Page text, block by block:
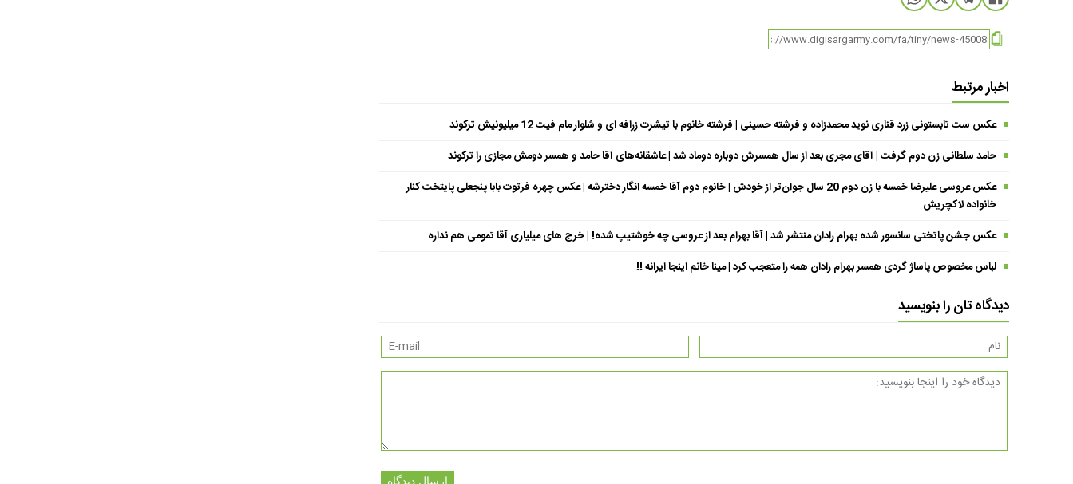
اخبار مرتبط
عکس ست تابستونی زرد قناری نوید محمدزاده و فرشته حسینی | فرشته خانوم با تیشرت زرافه ای و شلوار مام فیت 12 میلیونیش ترکوند
حامد سلطانی زن دوم گرفت | آقای مجری بعد از سال همسرش دوباره دوماد شد | عاشقانه‌های آقا حامد و همسر دومش مجازی را ترکوند
عکس عروسی علیرضا خمسه با زن دوم 20 سال جوان‌تر از خودش | خانوم دوم آقا خمسه انگار دخترشه | عکس چهره فرتوت بابا پنجعلی پایتخت کنار
خانواده لاکچریش
عکس جشن پاتختی سانسور شده بهرام رادان منتشر شد | آقا بهرام بعد از عروسی چه خوشتیپ شده! | خرج های میلیاری آقا تمومی هم نداره
لباس مخصوص پاساژ گردی همسر بهرام رادان همه را متعجب کرد | مینا خانم اینجا ایرانه !!
دیدگاه تان را بنویسید
ارسال دیدگاه